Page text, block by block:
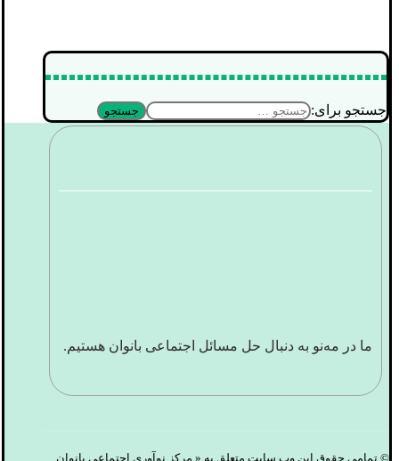
جستجو برای:
ما در مه‌نو به دنبال حل مسائل اجتماعی بانوان هستیم.
© تمامی حقوق این وب سایت متعلق به « مرکز نوآوری اجتماعی بانوان